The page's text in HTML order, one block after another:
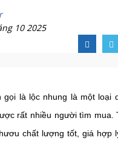
10 2025
gọi là lộc nhung là một loại
rất nhiều người tìm mua.
chất lượng tốt, giá hợp